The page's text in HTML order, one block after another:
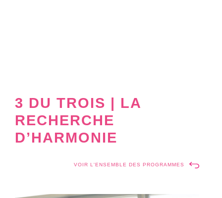
3 DU TROIS | LA
RECHERCHE
D’HARMONIE
VOIR L'ENSEMBLE DES PROGRAMMES